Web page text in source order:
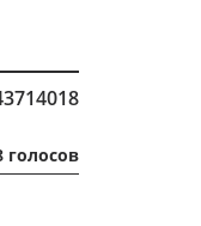
голосов